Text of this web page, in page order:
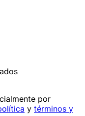
por
y términos y